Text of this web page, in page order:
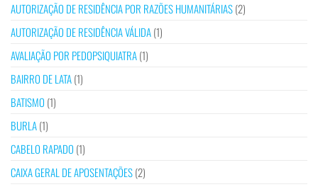
AUTORIZAÇÃO DE RESIDÊNCIA POR RAZÕES HUMANITÁRIAS(2)
AUTORIZAÇÃO DE RESIDÊNCIA VÁLIDA(1)
AVALIAÇÃO POR PEDOPSIQUIATRA(1)
BAIRRO DE LATA(1)
BATISMO (1)
BURLA(1)
CABELO RAPADO (1)
CAIXA GERAL DE APOSENTAÇÕES(2)